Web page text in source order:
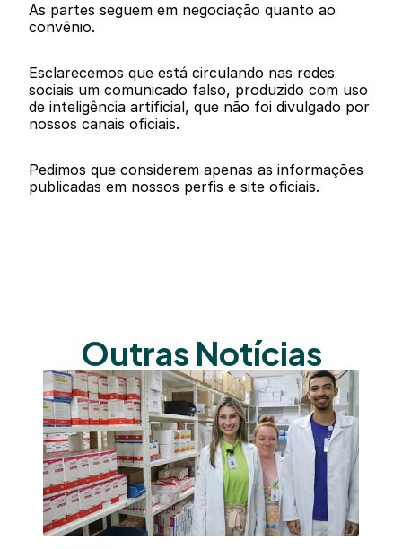
As partes seguem em negociação quanto ao
convênio.
Esclarecemos que está circulando nas redes
sociais um comunicado falso, produzido com uso
de inteligência artificial, que não foi divulgado por
nossos canais oficiais.
Pedimos que considerem apenas as informações
publicadas em nossos perfis e site oficiais.
Outras Notícias